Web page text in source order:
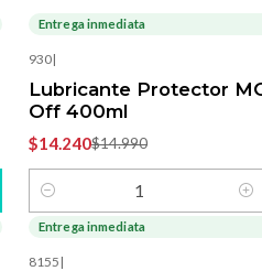
-5%OFF
Entrega inmediata
930|
Lubricante Protector
Off 400ml
$14.240$14.990
Cantidad
Entrega inmediata
8155 |